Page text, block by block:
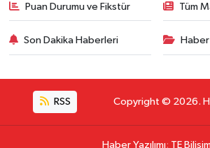
Puan Durumu ve Fikstür Tüm
Son Dakika Haberleri
RSS Copyright © 2026.
Haber Yazılımı: TE